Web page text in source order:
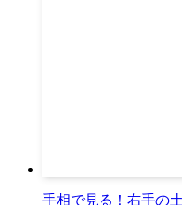
手相で見る！右手の